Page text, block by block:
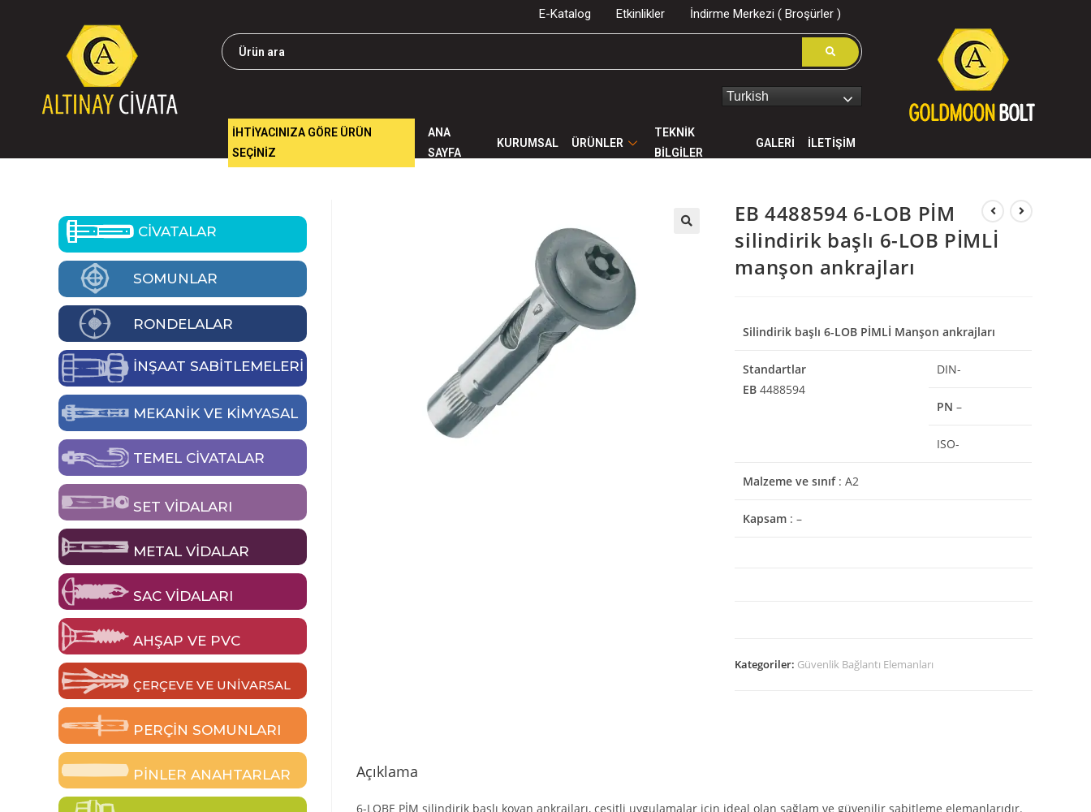
E-Katalog Etkinlikler İndirme Merkezi ( Broşürler )
Turkish
İHTİYACINIZA GÖRE ÜRÜN
SEÇİNİZ
ANA
SAYFA
KURUMSAL ÜRÜNLER
TEKNİK
BİLGİLER
GALERİ İLETİŞİM
EB 4488594 6-LOB PİM
silindirik başlı 6-LOB PİMLİ
manşon ankrajları
Silindirik başlı 6-LOB PİMLİ Manşon ankrajları
Standartlar
EB 4488594
DIN-
PN –
ISO-
Malzeme ve sınıf: A2
Kapsam : –
Kategoriler: Güvenlik Bağlantı Elemanları
Açıklama
6-LOBE PİM silindirik başlı kovan ankrajları, çeşitli uygulamalar için ideal olan sağlam ve güvenilir sabitleme elemanlarıdır.
CİVATALAR
SOMUNLAR
RONDELALAR
İNŞAAT SABİTLEMELERİ
MEKANIK VE KIMYASAL
TEMEL CIVATALAR
SET VIDALARI
METAL VIDALAR
SAC VIDALARI
AHŞAP VE PVC
ÇERÇEVE VE UNIVARSAL
PERÇIN SOMUNLARI
PINLER ANAHTARLAR